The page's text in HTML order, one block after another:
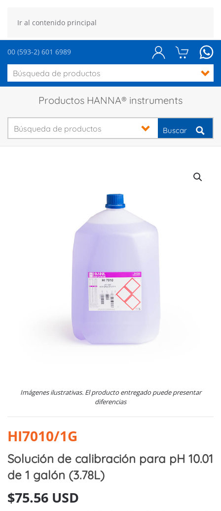
Ir al contenido principal
00 (593-2) 601 6989
Productos HANNA® instruments
Buscar
Imágenes ilustrativas. El producto entregado puede presentar
diferencias
HI7010/1G
Solución de calibración para pH 10.01
de 1 galón (3.78L)
$75.56 USD